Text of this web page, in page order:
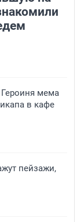
мема
в кафе
пейзажи,